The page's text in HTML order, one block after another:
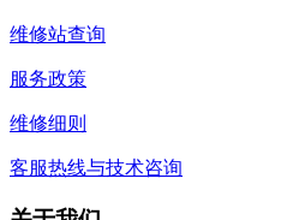
维修站查询
服务政策
维修细则
客服热线与技术咨询